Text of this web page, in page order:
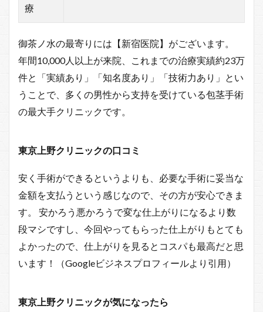
療
御茶ノ水の最寄りには【新宿医院】がございます。
年間10,000人以上が来院、これまでの治療実績約23万
件と「実績あり」「知名度あり」「技術力あり」とい
うことで、多くの男性から支持を受けている包茎手術
の最大手クリニックです。
東京上野クリニックの口コミ
安く手術ができるというよりも、必要な手術に妥当な
金額を支払うという感じなので、その方が安心できま
す。 安かろう悪かろうで変な仕上がりになるより数
段マシですし、今回やってもらった仕上がりもとても
よかったので、仕上がりを見るとコスパも最高だと思
います！（Googleビジネスプロフィールより引用）
東京上野クリニックが気になったら